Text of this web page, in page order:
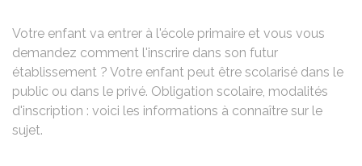
Votre enfant va entrer à l'école primaire et vous vous
demandez comment l'inscrire dans son futur
établissement ? Votre enfant peut être scolarisé dans le
public ou dans le privé. Obligation scolaire, modalités
d'inscription : voici les informations à connaître sur le
sujet.